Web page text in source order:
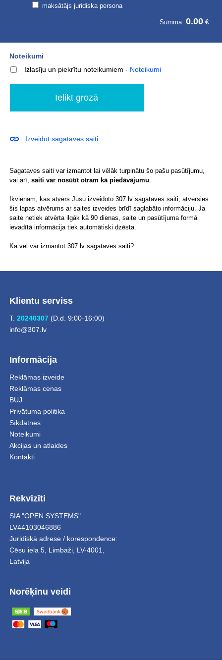
maksātājs juridiska persona
Summa: 0.00€
Noteikumi
Izlasīju un piekrītu noteikumiem - Noteikumi
Izveidot sagataves saiti
Sagataves saiti var izmantot lai vēlāk turpinātu šo pašu pasūtījumu,
vai arī, saiti var nosūtīt otram kā piedāvājumu
Ikvienam, kas atvērs Jūsu izveidoto 307.lv sagataves saiti, atvērsies
šis lapas atvērums ar saites izveides brīdī saglabāto informāciju. Ja
saite netiek atvērta ilgāk kā 90 dienas, saite un pasūtījuma formā
ievadītā informācija tiek automātiski dzēsta.
Kā vēl var izmantot 307.lv sagataves saiti?
Klientu serviss
T. 20240307(D.d. 9:00-16:00)
info@307.lv
Informācija
Reklāmas izveide
Reklāmas cenas
BUJ
Privātuma politika
Sīkdatnes
Noteikumi
Akcijas un atlaides
Kontakti
Rekvizīti
SIA "OPEN SYSTEMS"
LV44103046886
Juridiskā adrese / korespondence:
Cēsu iela 5, Limbaži, LV-4001,
Latvija
Norēķinu veidi